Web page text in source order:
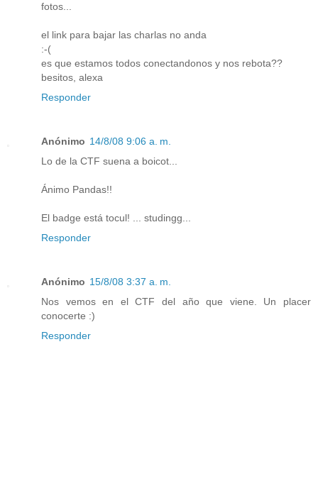
fotos...
el link para bajar las charlas no anda
:-(
es que estamos todos conectandonos y nos rebota??
besitos, alexa
Responder
Anónimo 14/8/08 9:06 a. m.
Lo de la CTF suena a boicot...
Ánimo Pandas!!
El badge está tocul! ... studingg...
Responder
Anónimo 15/8/08 3:37 a. m.
Nos vemos en el CTF del año que viene. Un placer
conocerte :)
Responder